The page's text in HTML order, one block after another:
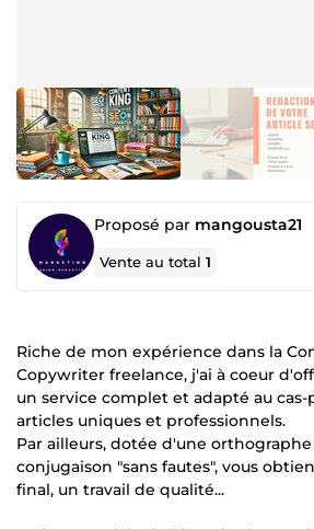
Proposé par mangousta21
Vente au total1
Riche de mon expérience dans la
Copywriter freelance, j'ai à coeur
un service complet et adapté au cas-
articles uniques et professionnels.
Par ailleurs, dotée d'une
conjugaison "sans fautes", vous
final, un travail de qualité...